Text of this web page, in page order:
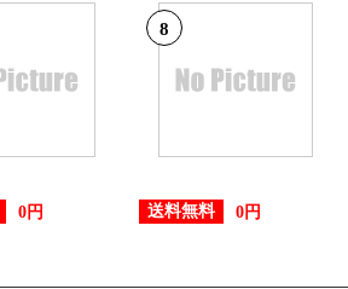
本・雑誌・コミックランキング：29位
2022/10/10
0円
8
送料無料 0円